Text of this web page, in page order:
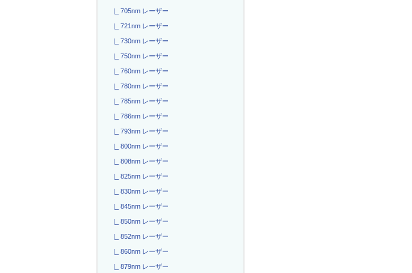
|_ 705nm レーザー
|_ 721nm レーザー
|_ 730nm レーザー
|_ 750nm レーザー
|_ 760nm レーザー
|_ 780nm レーザー
|_ 785nm レーザー
|_ 786nm レーザー
|_ 793nm レーザー
|_ 800nm レーザー
|_ 808nm レーザー
|_ 825nm レーザー
|_ 830nm レーザー
|_ 845nm レーザー
|_ 850nm レーザー
|_ 852nm レーザー
|_ 860nm レーザー
|_ 879nm レーザー